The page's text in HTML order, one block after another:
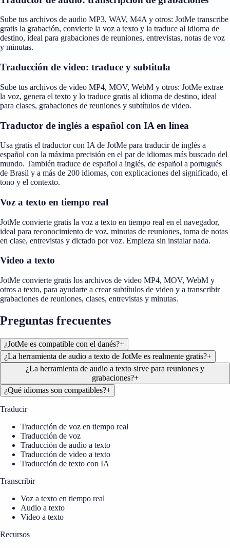
Sube tus archivos de audio MP3, WAV, M4A y otros: JotMe transcribe
gratis la grabación, convierte la voz a texto y la traduce al idioma de
destino, ideal para grabaciones de reuniones, entrevistas, notas de voz
y minutas.
Traducción de video: traduce y subtitula
Sube tus archivos de video MP4, MOV, WebM y otros: JotMe extrae
la voz, genera el texto y lo traduce gratis al idioma de destino, ideal
para clases, grabaciones de reuniones y subtítulos de video.
Traductor de inglés a español con IA en línea
Usa gratis el traductor con IA de JotMe para traducir de inglés a
español con la máxima precisión en el par de idiomas más buscado del
mundo. También traduce de español a inglés, de español a portugués
de Brasil y a más de 200 idiomas, con explicaciones del significado, el
tono y el contexto.
Voz a texto en tiempo real
JotMe convierte gratis la voz a texto en tiempo real en el navegador,
ideal para reconocimiento de voz, minutas de reuniones, toma de notas
en clase, entrevistas y dictado por voz. Empieza sin instalar nada.
Video a texto
JotMe convierte gratis los archivos de video MP4, MOV, WebM y
otros a texto, para ayudarte a crear subtítulos de video y a transcribir
grabaciones de reuniones, clases, entrevistas y minutas.
Preguntas frecuentes
¿JotMe es compatible con el danés?+
¿La herramienta de audio a texto de JotMe es realmente gratis?+
¿La herramienta de audio a texto sirve para reuniones y
grabaciones?+
¿Qué idiomas son compatibles?+
Traducir
Traducción de voz en tiempo real
Traducción de voz
Traducción de audio a texto
Traducción de video a texto
Traducción de texto con IA
Transcribir
Voz a texto en tiempo real
Audio a texto
Video a texto
Recursos